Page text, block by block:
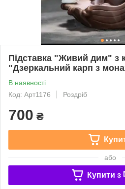
Підставка "Живий дим" з
"Дзеркальний карп з
В наявності
Код: Арт1176
Роздріб
700 ₴
або
Купити з